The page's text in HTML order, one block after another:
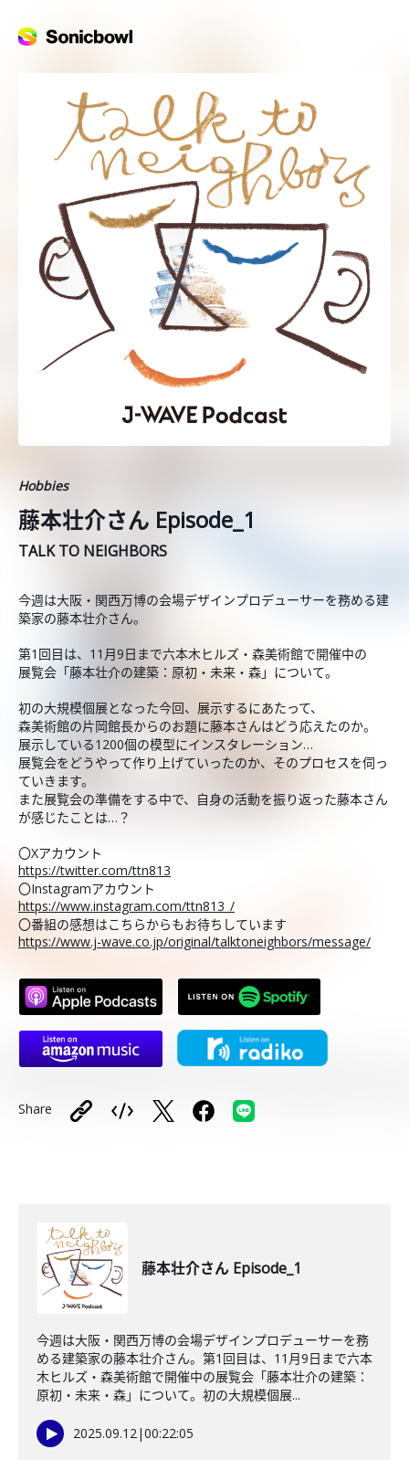
Hobbies
藤本壮介さん Episode_1
TALK TO NEIGHBORS
今週は大阪・関西万博の会場デザインプロデューサーを務める建
築家の藤本壮介さん。
第1回目は、11月9日まで六本木ヒルズ・森美術館で開催中の
展覧会「藤本壮介の建築：原初・未来・森」について。
初の大規模個展となった今回、展示するにあたって、
森美術館の片岡館長からのお題に藤本さんはどう応えたのか。
展示している1200個の模型にインスタレーション…
展覧会をどうやって作り上げていったのか、そのプロセスを伺っ
ていきます。
また展覧会の準備をする中で、自身の活動を振り返った藤本さん
が感じたことは…？
〇Xアカウント
https://twitter.com/ttn813
〇Instagramアカウント
https://www.instagram.com/ttn813_/
〇番組の感想はこちらからもお待ちしています
https://www.j-wave.co.jp/original/talktoneighbors/message/
Share
藤本壮介さん Episode_1
今週は大阪・関西万博の会場デザインプロデューサーを務
める建築家の藤本壮介さん。第1回目は、11月9日まで六本
木ヒルズ・森美術館で開催中の展覧会「藤本壮介の建築：
原初・未来・森」について。初の大規模個展...
2025.09.12|00:22:05